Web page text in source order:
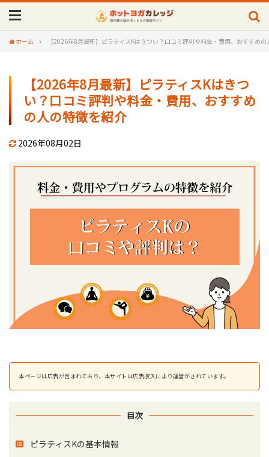
ホーム 【2026年8月最新】ピラティスKはきつい？口コミ評判や料金・費用、おすすめ
【2026年8月最新】ピラティスKはきつ
い？口コミ評判や料金・費用、おすすめ
の人の特徴を紹介
2026年08月02日
本ページは広告が含まれており、本サイトは広告収入により運営がされています。
目次
ピラティスKの基本情報